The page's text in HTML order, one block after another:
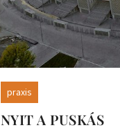
praxis
NYIT A PUSKÁS